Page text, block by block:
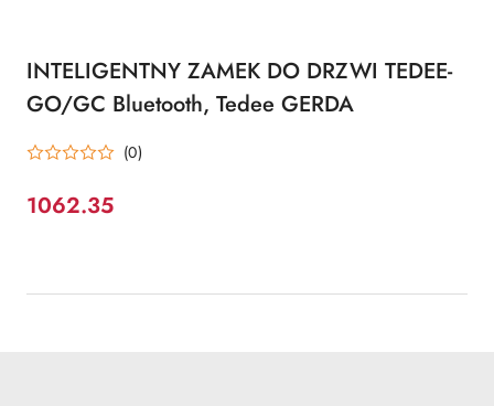
INTELIGENTNY ZAMEK DO DRZWI TEDEE-
GO/GC Bluetooth, Tedee GERDA
(0)
Cena:
1062.35